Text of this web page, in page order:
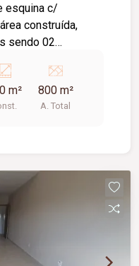
esquina c/
construída,
sendo 02
farmácias etc.
m² 800 m²
A. Total